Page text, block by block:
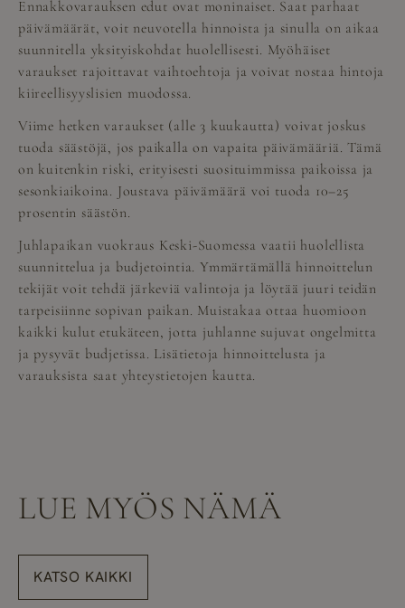
Ennakkovarauksen edut ovat moninaiset. Saat parhaat
päivämäärät, voit neuvotella hinnoista ja sinulla on aikaa
suunnitella yksityiskohdat huolellisesti. Myöhäiset
varaukset rajoittavat vaihtoehtoja ja voivat nostaa hintoja
kiireellisyyslisien muodossa.
Viime hetken varaukset (alle 3 kuukautta) voivat joskus
tuoda säästöjä, jos paikalla on vapaita päivämääriä. Tämä
on kuitenkin riski, erityisesti suosituimmissa paikoissa ja
sesonkiaikoina. Joustava päivämäärä voi tuoda 10–25
prosentin säästön.
Juhlapaikan vuokraus Keski-Suomessa vaatii huolellista
suunnittelua ja budjetointia. Ymmärtämällä hinnoittelun
tekijät voit tehdä järkeviä valintoja ja löytää juuri teidän
tarpeisiinne sopivan paikan. Muistakaa ottaa huomioon
kaikki kulut etukäteen, jotta juhlanne sujuvat ongelmitta
ja pysyvät budjetissa. Lisätietoja hinnoittelusta ja
varauksista saat yhteystietojen kautta.
LUE MYÖS NÄMÄ
KATSO KAIKKI